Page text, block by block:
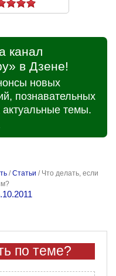
канал
в Дзене!
новых
познавательных
актуальные темы.
/Статьи / Что делать, если
по теме?